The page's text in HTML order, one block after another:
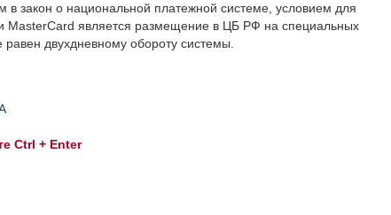
закон о национальной платежной системе, условием для
MasterCard является размещение в ЦБ РФ на специальных
двухдневному обороту системы.
Ctrl + Enter